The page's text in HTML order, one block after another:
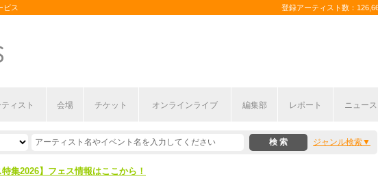
ビス 登録アーティスト数：
ィスト 会場 チケット オンラインライブ 編集部 レポート ニュース
ジャンル検索
動員ランキング】2026年上半期編発表！
特集2026】フェス情報はここから！